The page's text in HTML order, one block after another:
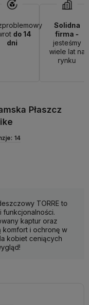
do 14
dni
Solidna
firma -
jesteśmy
wiele lat na
rynku
Płaszcz
14
TORRE to
funkcjonalności.
kaptur oraz
i ochronę w
kobiet ceniących